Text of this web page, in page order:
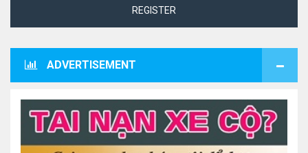
REGISTER
ADVERTISEMENT